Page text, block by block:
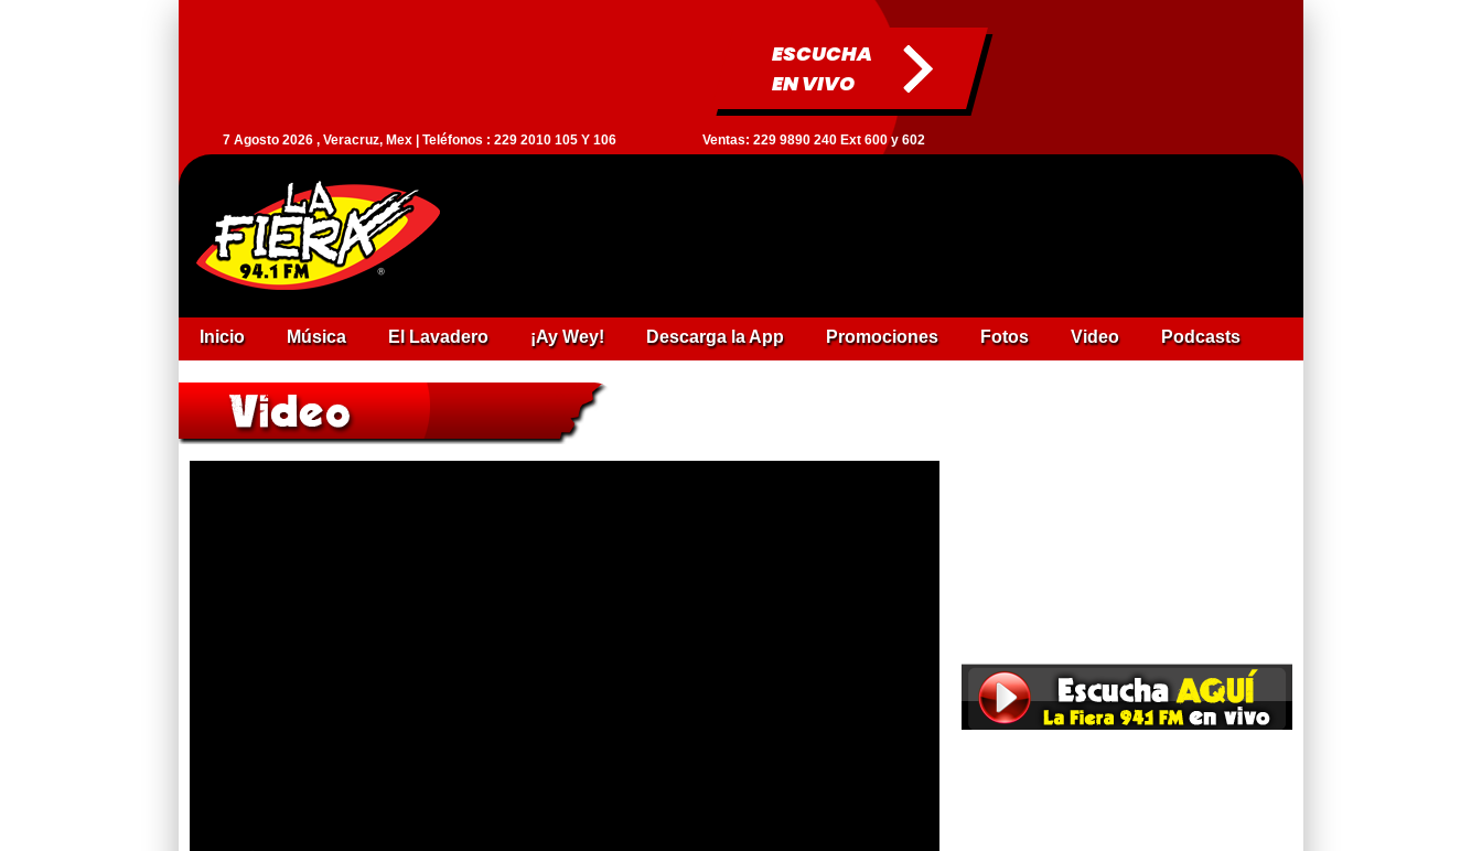
ESCUCHA
EN VIVO
7 Agosto 2026 , Veracruz, Mex | Teléfonos : 229 2010 105 Y 106 Ventas: 229 9890 240 Ext 600 y 602
Inicio Música El Lavadero ¡Ay Wey! Descarga la App Promociones Fotos Video Podcasts